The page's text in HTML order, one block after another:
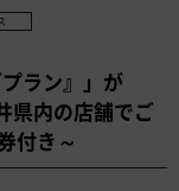
ラン』」が
内の店舗でご
付き～